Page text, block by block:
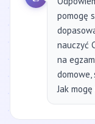
pomogę
nauczyć
na
Jak mogę